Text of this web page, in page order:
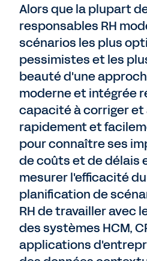
Alors que la plupart
responsables RH
scénarios les plus
pessimistes et les
beauté d'une
moderne et intégrée
capacité à corriger
rapidement et
pour connaître ses
de coûts et de délais
mesurer l'efficacité
planification de
RH de travailler avec
des systèmes HCM,
applications